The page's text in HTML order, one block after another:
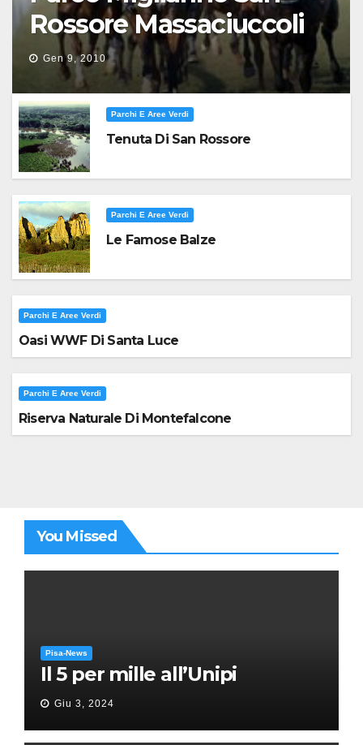
Rossore Massaciuccoli
Gen 9, 2010
Parchi E Aree Verdi
Tenuta Di San Rossore
Parchi E Aree Verdi
Le Famose Balze
Parchi E Aree Verdi
Oasi WWF Di Santa Luce
Parchi E Aree Verdi
Riserva Naturale Di Montefalcone
You Missed
Pisa-News
Il 5 per mille all’Unipi
Giu 3, 2024